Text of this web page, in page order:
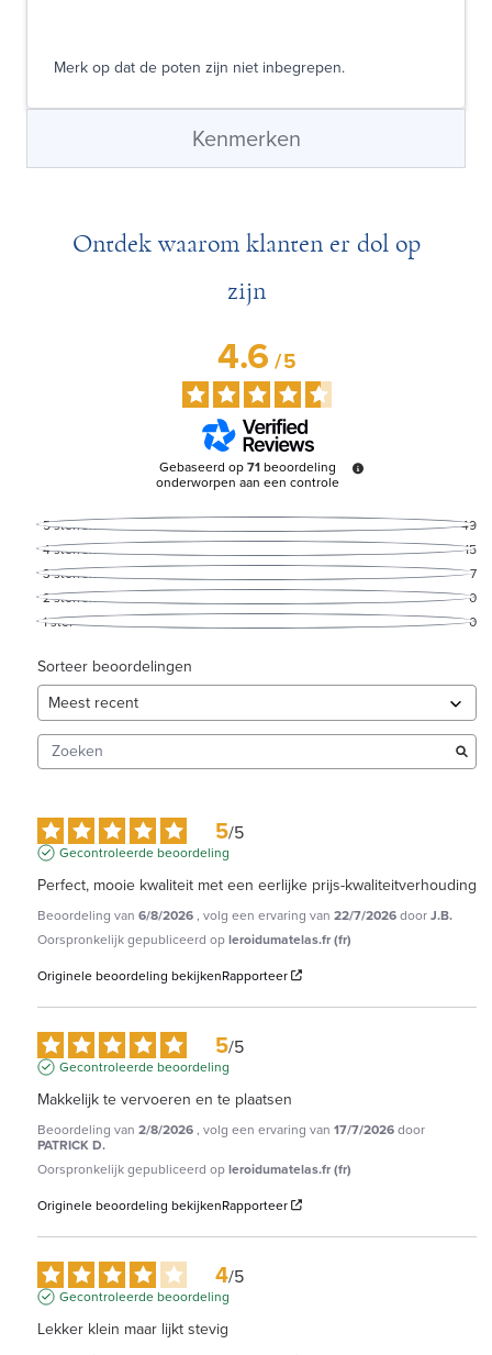
Merk op dat de poten zijn niet inbegrepen.
Kenmerken
Ontdek waarom klanten er dol op
zijn
4.6/5
Gebaseerd op71 beoordeling
onderworpen aan een controle
5sterren
49
4sterren
15
3sterren
7
2sterren
0
1ster 0
Sorteer beoordelingen
5/5
Gecontroleerde beoordeling
Perfect, mooie kwaliteit met een eerlijke prijs-kwaliteitverhouding
Beoordeling van 6/8/2026, volg een ervaring van 22/7/2026doorJ.B.
Oorspronkelijk gepubliceerd opleroidumatelas.fr (fr)
Originele beoordeling bekijkenRapporteer
5/5
Gecontroleerde beoordeling
Makkelijk te vervoeren en te plaatsen
Beoordeling van 2/8/2026, volg een ervaring van 17/7/2026door
PATRICK D.
Oorspronkelijk gepubliceerd opleroidumatelas.fr (fr)
Originele beoordeling bekijkenRapporteer
4/5
Gecontroleerde beoordeling
Lekker klein maar lijkt stevig